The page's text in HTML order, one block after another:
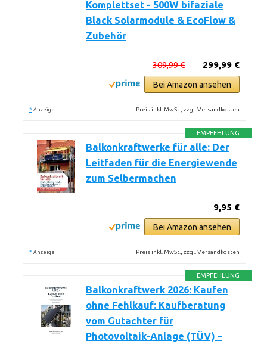
Komplettset - 500W bifaziale
Black Solarmodule & EcoFlow &
Zubehör
299,99 €
309,99 €
Bei Amazon ansehen
* Anzeige Preis inkl. MwSt., zzgl. Versandkosten
EMPFEHLUNG
Balkonkraftwerke für alle: Der
Leitfaden für die Energiewende
zum Selbermachen
9,95 €
Bei Amazon ansehen
* Anzeige Preis inkl. MwSt., zzgl. Versandkosten
EMPFEHLUNG
Balkonkraftwerk 2026: Kaufen
ohne Fehlkauf: Kaufberatung
vom Gutachter für
Photovoltaik-Anlage (TÜV) –